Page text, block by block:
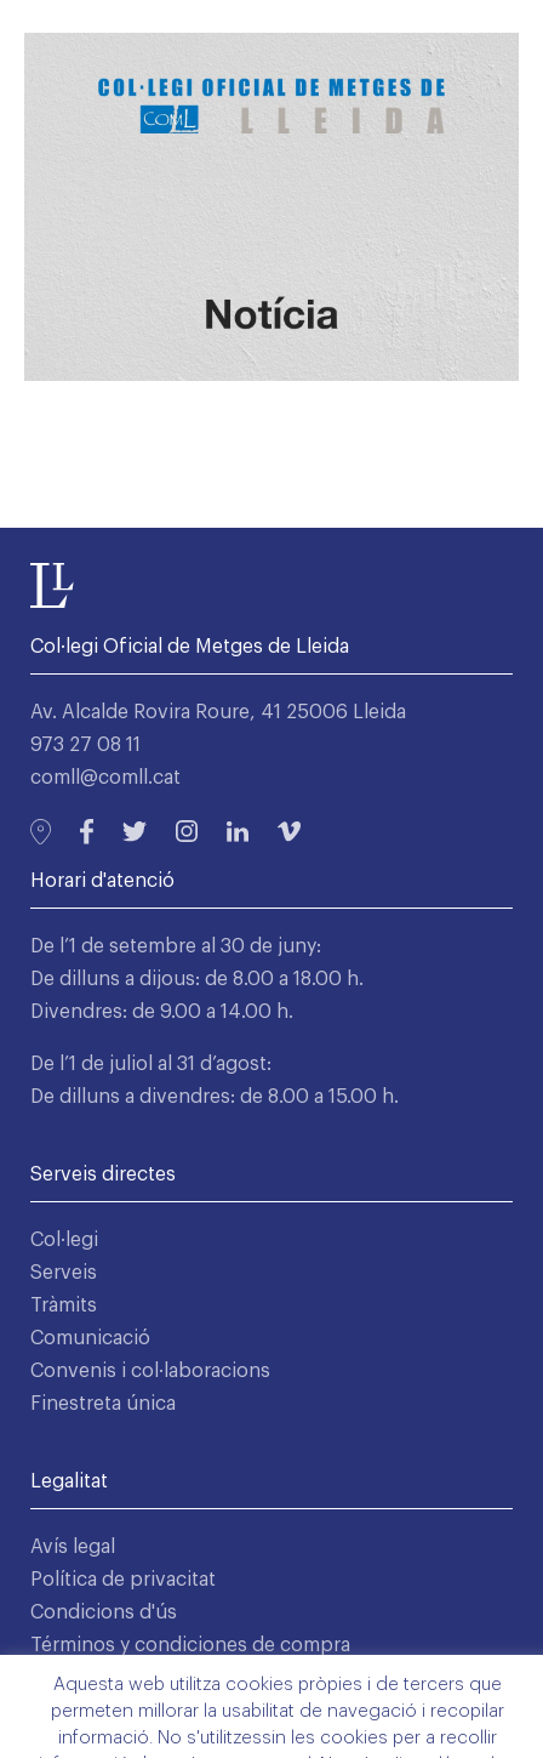
Col·legi Oficial de Metges de Lleida
Av. Alcalde Rovira Roure, 41 25006 Lleida
973 27 08 11
comll@comll.cat
Horari d'atenció
De l’1 de setembre al 30 de juny:
De dilluns a dijous: de 8.00 a 18.00 h.
Divendres: de 9.00 a 14.00 h.
De l’1 de juliol al 31 d’agost:
De dilluns a divendres: de 8.00 a 15.00 h.
Serveis directes
Col·legi
Serveis
Tràmits
Comunicació
Convenis i col·laboracions
Finestreta única
Legalitat
Avís legal
Política de privacitat
Condicions d'ús
Términos y condiciones de compra
Política de cookies
©2026 COMLL
Disseny: Latipo.cat
Aquesta web utilitza cookies pròpies i de tercers que
permeten millorar la usabilitat de navegació i recopilar
informació. No s'utilitzessin les cookies per a recollir